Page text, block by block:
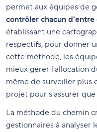
permet aux équipes de
contrôler chacun
établissant une
respectifs, pour donner
cette méthode, les
mieux gérer l'allocation
même de surveiller plus
projet pour s'assurer
La méthode du chemin
gestionnaires à analyser